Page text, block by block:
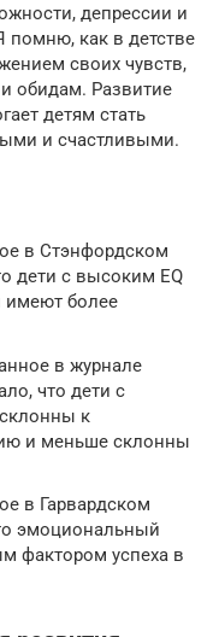
депрессии и
помню, как в детстве
своих чувств,
обидам. Развитие
детям стать
и счастливыми.
в Стэнфордском
дети с высоким EQ
имеют более
в журнале
что дети с
к
и меньше склонны
в Гарвардском
эмоциональный
фактором успеха в